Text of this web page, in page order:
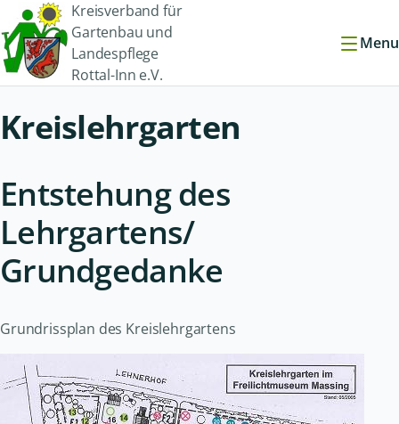
Kreisverband für
Gartenbau und
Landespflege
Rottal-Inn e.V.
Menu
Kreislehrgarten
Entstehung des
Lehrgartens/
Grundgedanke
Grundrissplan des Kreislehrgartens